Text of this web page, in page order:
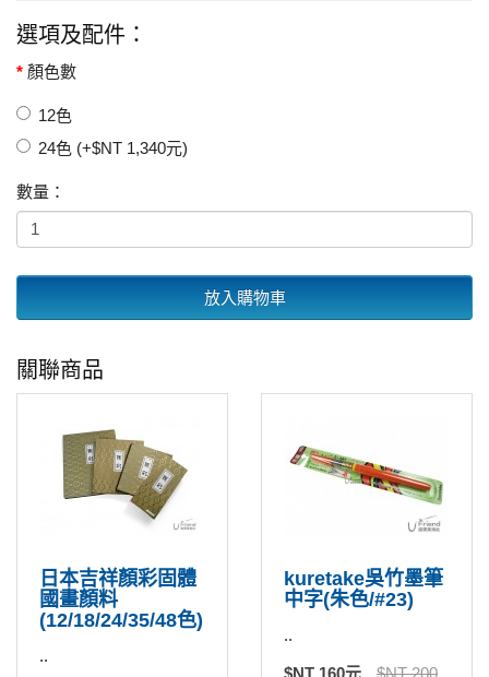
選項及配件：
顏色數
12色
24色 (+$NT 1,340元)
數量：
放入購物車
關聯商品
日本吉祥顏彩固體
國畫顏料
(12/18/24/35/48色)
..
kuretake吳竹墨筆
中字(朱色/#23)
..
$NT 160元
$NT 200